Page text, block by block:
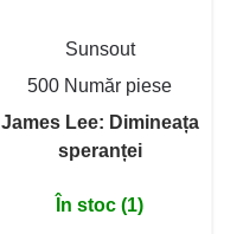
Sunsout
500 Număr piese
James Lee: Dimineața
speranței
În stoc (1)